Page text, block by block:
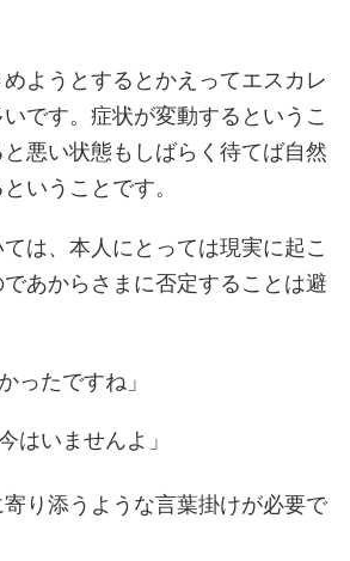
ようとするとかえってエスカレ
です。症状が変動するというこ
悪い状態もしばらく待てば自然
いうことです。
は、本人にとっては現実に起こ
あからさまに否定することは避
ったですね」
はいませんよ」
り添うような言葉掛けが必要で